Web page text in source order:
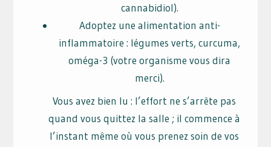
cannabidiol).
Adoptez une alimentation anti-
inflammatoire : légumes verts, curcuma,
oméga-3 (votre organisme vous dira
merci).
Vous avez bien lu : l’effort ne s’arrête pas
quand vous quittez la salle ; il commence à
l’instant même où vous prenez soin de vos